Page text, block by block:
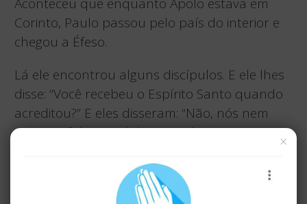
Aconteceu que enquanto Apolo estava em
Corinto, Paulo passou pelo país do interior e
chegou a Éfeso.
Lá ele encontrou alguns discípulos. E ele lhes
disse: “Você recebeu o Espírito Santo quando
acreditou?” E eles disseram: “Não, nós nem
ouvimos falar que há um Espírito Santo”.
E ele disse: “Em que então foste batizado?”
Eles disseram: “No batismo de João”. E Paulo
×